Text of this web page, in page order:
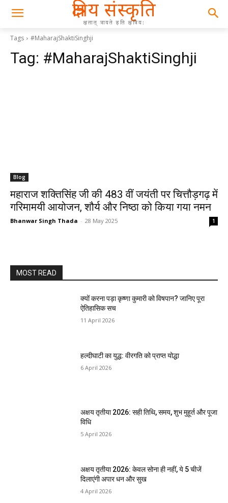
क्षत्रिय संस्कृति
क्षतात् त्रायते इति क्षत्रिय:
Tags #MaharajShaktiSinghji
Tag: #MaharajShaktiSinghji
Blog
महाराज शक्तिसिंह जी की 483 वीं जयंती पर चित्तौड़गढ़ में
गरिमामयी आयोजन, शौर्य और निष्ठा को किया गया नमन
Bhanwar Singh Thada - 28 May 2025 1
MOST READ
क्यों करना पड़ा कृष्णा कुमारी को विषपान? जानिए पूरा
ऐतिहासिक सच
11 April 2026
हल्दीघाटी का युद्ध: वीरगति को प्राप्त योद्धा
6 April 2026
अक्षय तृतीया 2026: सही तिथि, समय, शुभ मुहूर्त और पूजा
विधि
5 April 2026
अक्षय तृतीया 2026: केवल सोना ही नहीं, ये 5 चीजें
दिलाएंगी अपार धन और सुख
4 April 2026